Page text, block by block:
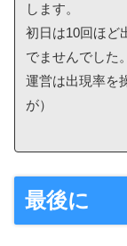
します。
初日は10回ほど
でませんでした。
運営は出現率を
が）
最後に